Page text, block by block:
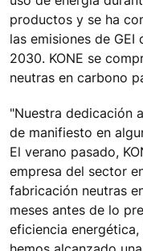
productos y se ha
las emisiones de
2030. KONE se
neutras en carbono
"Nuestra dedicación
de manifiesto en
El verano pasado,
empresa del sector
fabricación neutras
meses antes de lo
eficiencia